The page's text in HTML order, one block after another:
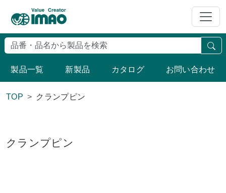
製品一覧 新製品 カタログ お問い合わせ
TOP クランプピン
クランプピン